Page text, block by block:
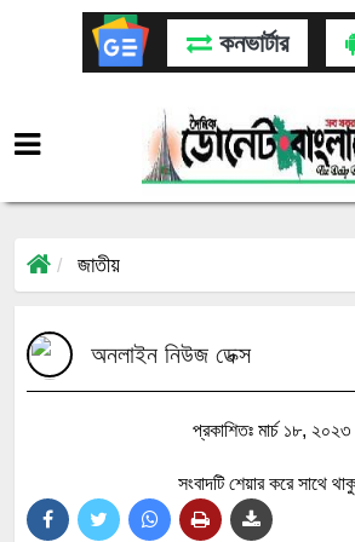
কনভার্টার
জাতীয়
অনলাইন নিউজ ডেক্স
প্রকাশিতঃ মার্চ ১৮, ২০২৩
সংবাদটি শেয়ার করে সাথে